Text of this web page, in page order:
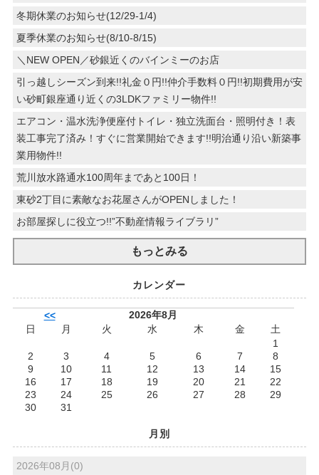
冬期休業のお知らせ(12/29-1/4)
夏季休業のお知らせ(8/10-8/15)
＼NEW OPEN／砂銀近くのバインミーのお店
引っ越しシーズン到来!!礼金０円!!仲介手数料０円!!初期費用が安
い砂町銀座通り近くの3LDKファミリー物件!!
エアコン・温水洗浄便座付トイレ・独立洗面台・照明付き！表
装工事完了済み！すぐに営業開始できます!!明治通り沿い新築事
業用物件!!
荒川放水路通水100周年まであと100日！
東砂2丁目に素敵なお花屋さんがOPENしました！
お部屋探しに役立つ!!”不動産情報ライブラリ”
もっとみる
カレンダー
<<
2026年8月
日
月 火 水 木 金
土
1
2
3 4 5 6 7
8
9
10 11 12 13 14
15
16
17 18 19 20 21
22
23
24 25 26 27 28
29
30
31
月別
2026年08月(0)